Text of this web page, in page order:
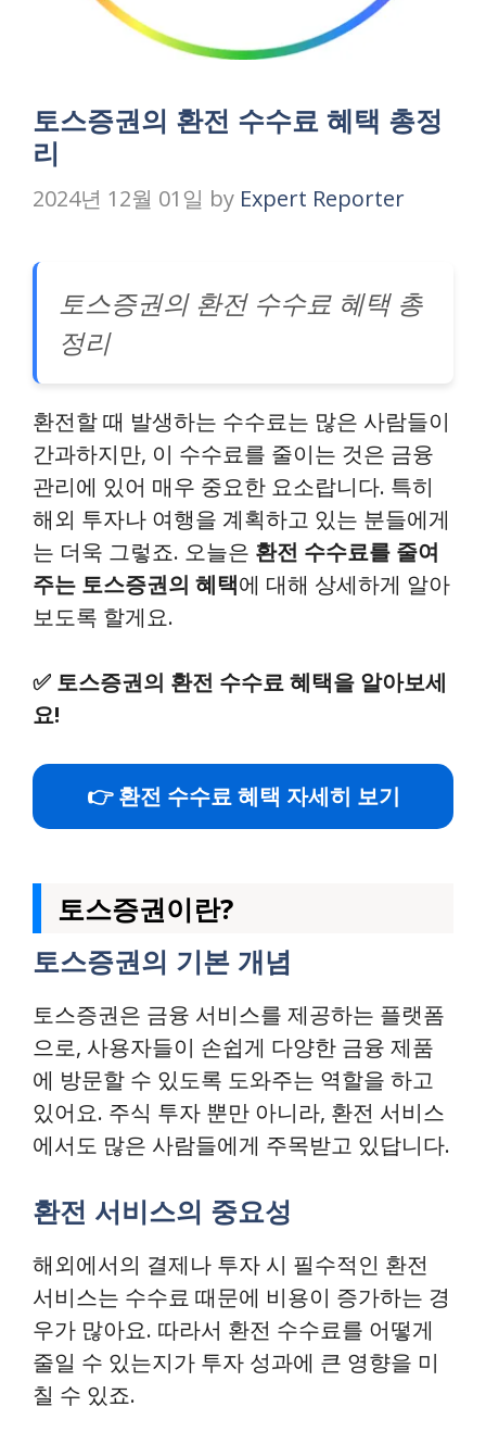
토스증권의 환전 수수료 혜택 총정
리
2024년 12월 01일 by Expert Reporter
토스증권의 환전 수수료 혜택 총
정리
환전할 때 발생하는 수수료는 많은 사람들이
간과하지만, 이 수수료를 줄이는 것은 금융
관리에 있어 매우 중요한 요소랍니다. 특히
해외 투자나 여행을 계획하고 있는 분들에게
는 더욱 그렇죠. 오늘은 환전 수수료를 줄여
주는 토스증권의 혜택에 대해 상세하게 알아
보도록 할게요.
✅ 토스증권의 환전 수수료 혜택을 알아보세
요!
👉 환전 수수료 혜택 자세히 보기
토스증권이란?
토스증권의 기본 개념
토스증권은 금융 서비스를 제공하는 플랫폼
으로, 사용자들이 손쉽게 다양한 금융 제품
에 방문할 수 있도록 도와주는 역할을 하고
있어요. 주식 투자 뿐만 아니라, 환전 서비스
에서도 많은 사람들에게 주목받고 있답니다.
환전 서비스의 중요성
해외에서의 결제나 투자 시 필수적인 환전
서비스는 수수료 때문에 비용이 증가하는 경
우가 많아요. 따라서 환전 수수료를 어떻게
줄일 수 있는지가 투자 성과에 큰 영향을 미
칠 수 있죠.